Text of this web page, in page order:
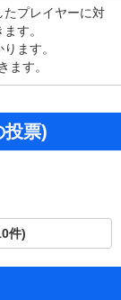
たプレイヤーに対
す。
ます。
ます。
投票)
件)